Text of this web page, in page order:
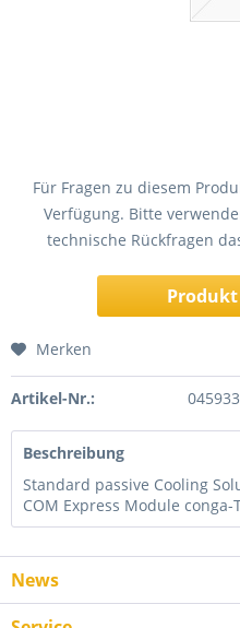
Für Fragen zu diesem
Verfügung. Bitte
technische Rückfragen
Merken
Artikel-Nr.: 045933
Beschreibung
Standard passive Cooling
COM Express Module conga-
News